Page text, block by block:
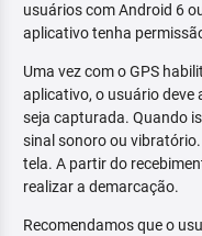
usuários com Android 6
aplicativo tenha
Uma vez com o GPS
aplicativo, o usuário deve
seja capturada. Quando
sinal sonoro ou
tela. A partir do
realizar a demarcação.
Recomendamos que o